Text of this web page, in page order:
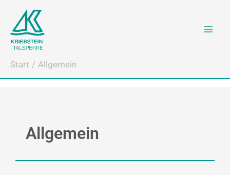
Inhalt
springen
Start Allgemein
Allgemein
nach: